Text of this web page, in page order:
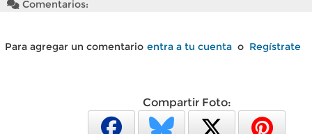
Comentarios:
Para agregar un comentario entra a tu cuenta o Regístrate
Compartir Foto: